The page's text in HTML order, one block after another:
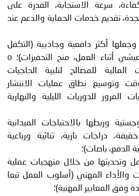
سرعة الاستجابة، القدرة على
تقديم خدمات الحماية والدعم عند
أكثر دافعية وجاذبية (التكفل
الصحي، التكفل المعيشي أثناء العمل، منح التحفيزات)؛ o
للمصالح لتلبية الحاجيات
وقت وتوسيع نطاق عمليات الانتشار
المرور للدوريات الليلية والنهارية
وربطها بالاحتياجات الميدانية
دراجات نارية، ثنائية ورباعية
الدفع، باصات)؛
وتحديثها من خلال منهجيات عملية
والأداء المهني (أسلوب العمل تبعا
وفق المعايير المهنية)؛